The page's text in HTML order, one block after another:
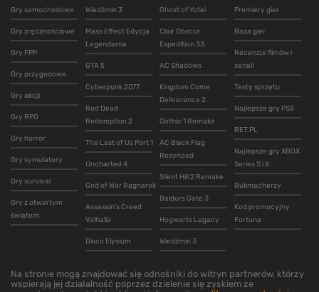
Gry samochodowe
Gry zręcznościowe
Gry FPP
Gry przygodowe
Gry akcji
Gry RPG
Gry horror
Gry symulatory
Gry survival
Gry z otwartym
światem
Wiedźmin 3
Mass Effect Edycja
Legendarna
GTA 5
Cyberpunk 2077
Red Dead
Redemption 2
The Last of Us Part 1
Uncharted 4
God of War Ragnarok
Assassin's Creed
Valhalla
Disco Elysium
Ghost of Yotei
Clair Obscur
Expedition 33
AC Shadows
Kingdom Come
Deliverance 2
Gothic 1 Remake
AC Black Flag
Resynced
Silent Hill 2 Remake
Baldurs Gate 3
Hogwarts Legacy
Wiedźmin 3
Premiery gier
Baza gier
Recenzje filmów i
seriali
Testy sprzętu
Najlepsze gry PS5
BET.PL
Najlepsze gry XBOX
Series S i X
Bukmacherzy
Kod promocyjny
Fortuna
Na stronie mogą znajdować się odnośniki do witryn partnerów, którzy
wspierają jej działalność poprzez dzielenie się zyskiem ze